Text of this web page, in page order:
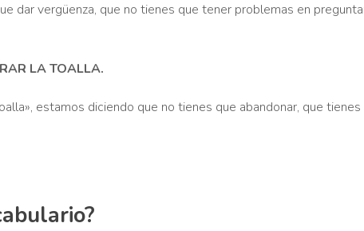
dar vergüenza, que no tienes que tener problemas en
LA TOALLA.
estamos diciendo que no tienes que abandonar, que